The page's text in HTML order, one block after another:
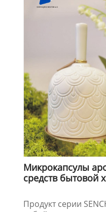
Микрокапсулы
средств бытовой
Продукт серии